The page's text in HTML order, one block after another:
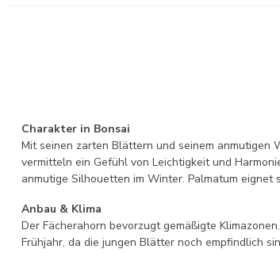
Charakter in Bonsai
Mit seinen zarten Blättern und seinem anmutigen
vermitteln ein Gefühl von Leichtigkeit und
anmutige Silhouetten im Winter. Palmatum eignet
Anbau & Klima
Der Fächerahorn bevorzugt gemäßigte
Frühjahr, da die jungen Blätter noch empfindlich